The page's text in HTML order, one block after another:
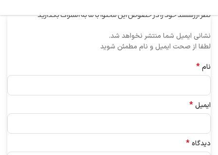
نظر ارزشمند خود را در خصوص این محتوا با ما به اشتراک بگذارید
نشانی ایمیل شما منتشر نخواهد شد.
لطفا از صحت ایمیل و نام مطمئن شوید
نام*
ایمیل*
دیدگاه*